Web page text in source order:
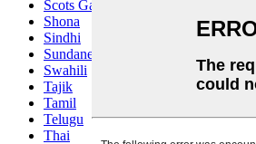
Scots Gaelic
Shona
Sindhi
Sundanese
Swahili
Tajik
Tamil
Telugu
Thai